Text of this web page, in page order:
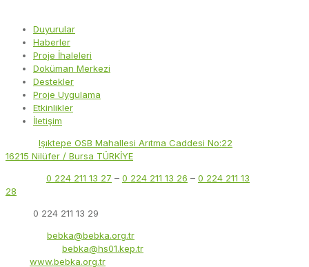
Duyurular
Haberler
Proje İhaleleri
Doküman Merkezi
Destekler
Proje Uygulama
Etkinlikler
İletişim
Işıktepe OSB Mahallesi Arıtma Caddesi No:22
16215 Nilüfer / Bursa TÜRKİYE
0 224 211 13 27 – 0 224 211 13 26 – 0 224 211 13
28
0 224 211 13 29
bebka@bebka.org.tr
bebka@hs01.kep.tr
www.bebka.org.tr